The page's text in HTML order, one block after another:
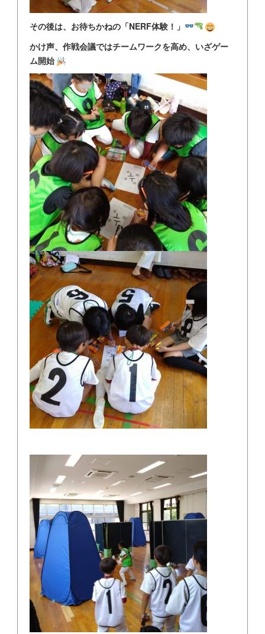
その後は、お待ちかねの「NERF体験！」
かけ声、作戦会議ではチームワークを高め、いざゲー
ム開始